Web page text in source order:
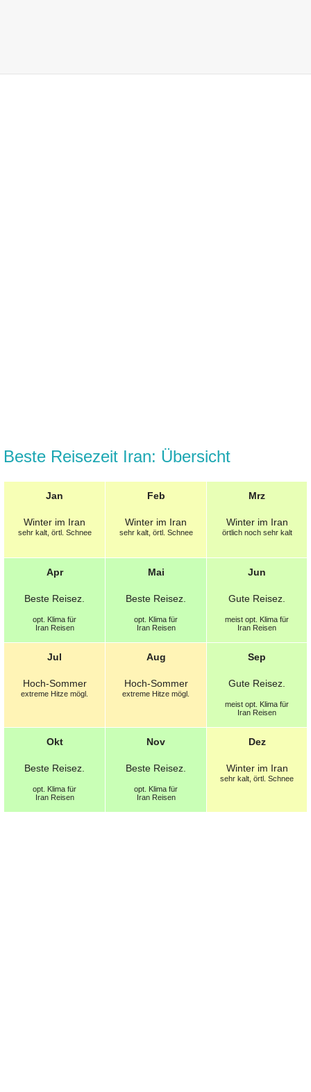
Beste Reisezeit Iran: Übersicht
Jan
Winter im Iran
sehr kalt, örtl. Schnee
Feb
Winter im Iran
sehr kalt, örtl. Schnee
Mrz
Winter im Iran
örtlich noch sehr kalt
Apr
Beste Reisez.
opt.
Klima für
Iran Reisen
Mai
Beste Reisez.
opt.
Klima für
Iran Reisen
Jun
Gute Reisez.
meist opt.
Klima für
Iran Reisen
Jul
Hoch-Sommer
extreme Hitze mögl.
Aug
Hoch-Sommer
extreme Hitze mögl.
Sep
Gute Reisez.
meist opt.
Klima für
Iran Reisen
Okt
Beste Reisez.
opt.
Klima für
Iran Reisen
Nov
Beste Reisez.
opt.
Klima für
Iran Reisen
Dez
Winter im Iran
sehr kalt, örtl. Schnee